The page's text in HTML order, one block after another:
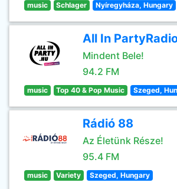
music Schlager Nyíregyháza, Hungary
All In
Mindent Bele!
94.2 FM
music Top 40 & Pop Music Szeged,
Rádió 88
Az Életünk Része!
95.4 FM
music Variety Szeged, Hungary